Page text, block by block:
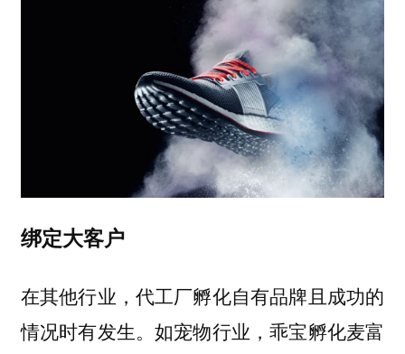
绑定大客户
在其他行业，代工厂孵化自有品牌且成功的
情况时有发生。如宠物行业，乖宝孵化麦富